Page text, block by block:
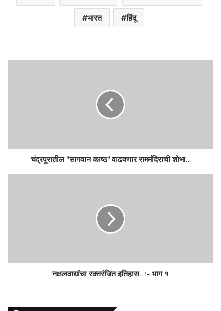
भारत हिंदू
चंद्रपुरातील "सागवान काष्ठ" वाढवणार राममंदिराची शोभा..
नक्षलवाद्यांचा रक्तरंजित इतिहास..:- भाग १